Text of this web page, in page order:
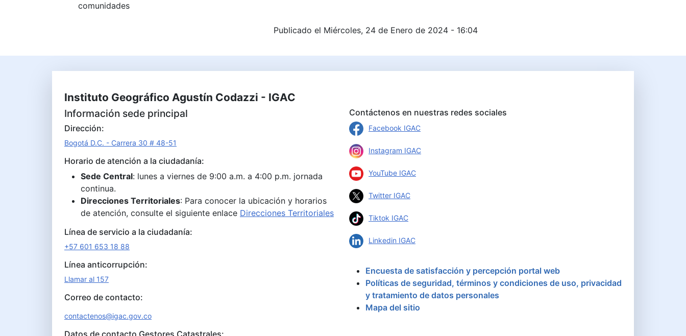
comunidades
Publicado el Miércoles, 24 de Enero de 2024 - 16:04
Instituto Geográfico Agustín Codazzi - IGAC
Información sede principal
Dirección:
Bogotá D.C. - Carrera 30 # 48-51
Horario de atención a la ciudadanía:
Sede Central: lunes a viernes de 9:00 a.m. a 4:00 p.m. jornada
continua.
Direcciones Territoriales: Para conocer la ubicación y horarios
de atención, consulte el siguiente enlace Direcciones Territoriales
Línea de servicio a la ciudadanía:
+57 601 653 18 88
Línea anticorrupción:
Llamar al 157
Correo de contacto:
contactenos@igac.gov.co
Contáctenos en nuestras redes sociales
Facebook IGAC
Instagram IGAC
YouTube IGAC
Twitter IGAC
Tiktok IGAC
Linkedin IGAC
Encuesta de satisfacción y percepción portal web
Políticas de seguridad, términos y condiciones de uso, privacidad
y tratamiento de datos personales
Mapa del sitio